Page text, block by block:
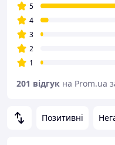
Позитивні
5
4
3
2
1
201 відгук на Prom.ua